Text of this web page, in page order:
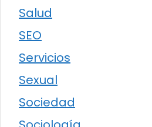
Salud
SEO
Servicios
Sexual
Sociedad